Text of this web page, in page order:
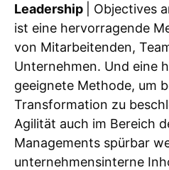
Leadership
| Objectives
ist eine hervorragende
von Mitarbeitenden,
Unternehmen. Und eine
geeignete Methode, um
Transformation zu
Agilität auch im Bereich
Managements spürbar
unternehmensinterne